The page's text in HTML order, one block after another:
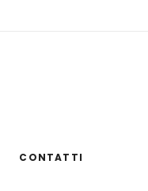
CONTATTI